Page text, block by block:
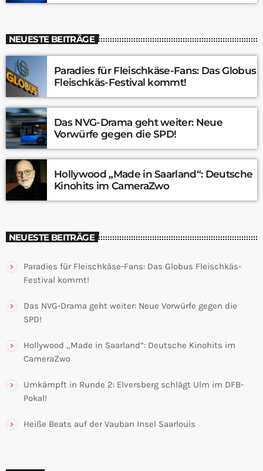
NEUESTE BEITRÄGE
Paradies für Fleischkäse-Fans: Das Globus
Fleischkäs-Festival kommt!
Das NVG-Drama geht weiter: Neue
Vorwürfe gegen die SPD!
Hollywood „Made in Saarland“: Deutsche
Kinohits im CameraZwo
NEUESTE BEITRÄGE
Paradies für Fleischkäse-Fans: Das Globus Fleischkäs-
Festival kommt!
Das NVG-Drama geht weiter: Neue Vorwürfe gegen die
SPD!
Hollywood „Made in Saarland“: Deutsche Kinohits im
CameraZwo
Umkämpft in Runde 2: Elversberg schlägt Ulm im DFB-
Pokal!
Heiße Beats auf der Vauban Insel Saarlouis